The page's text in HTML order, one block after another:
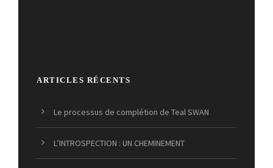
ARTICLES RÉCENTS
Le processus de complétion de Teal SWAN
L’INTROSPECTION : UN CHEMINEMENT